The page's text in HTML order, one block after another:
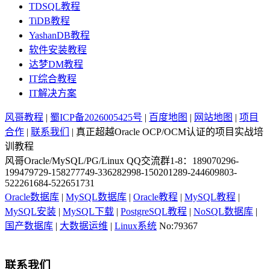
TDSQL教程
TiDB教程
YashanDB教程
软件安装教程
达梦DM教程
IT综合教程
IT解决方案
风哥教程 | 蜀ICP备2026005425号 | 百度地图 | 网站地图 | 项目
合作 | 联系我们
| 真正超越Oracle OCP/OCM认证的项目实战培
训教程
风哥Oracle/MySQL/PG/Linux QQ交流群1-8：189070296-
199479729-158277749-336282998-150201289-244609803-
522261684-522651731
Oracle数据库 | MySQL数据库 | Oracle教程 | MySQL教程 |
MySQL安装 | MySQL下载 | PostgreSQL教程 | NoSQL数据库 |
国产数据库 | 大数据运维 | Linux系统 No:79367
联系我们